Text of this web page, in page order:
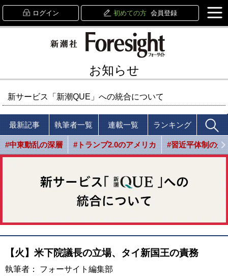
ログイン 初めての方 会員登録
お知らせ
新サービス「新潮QUE」への統合について
最新記事 執筆者一覧 連載一覧 ランキング
#中東動乱の深層 #トランプ2.0のアメリカ #習近平体制の光
【火】米下院議長の立場、タイ新国王の責務
執筆者： フォーサイト編集部